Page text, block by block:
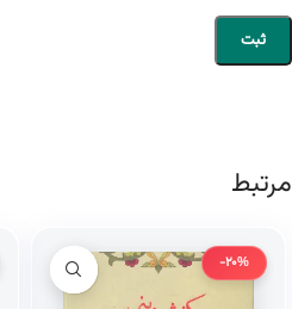
مرتبط
-20%